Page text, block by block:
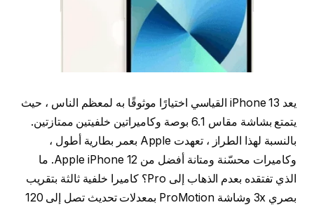
يعد iPhone 13 القياسي اختيارًا موثوقًا به لمعظم الناس ، حيث
يتمتع بشاشة مقاس 6.1 بوصة وكاميراتين خلفيتين ممتازتين.
بالنسبة لهذا الطراز ، تعهدت Apple بعمر بطارية أطول ،
وكاميرات محسّنة ومتانة أفضل من Apple iPhone 12. ما
الذي تفتقده بعدم الذهاب إلى Pro؟ كاميرا خلفية ثالثة بتقريب
بصري 3x وشاشة ProMotion بمعدلات تحديث تصل إلى 120